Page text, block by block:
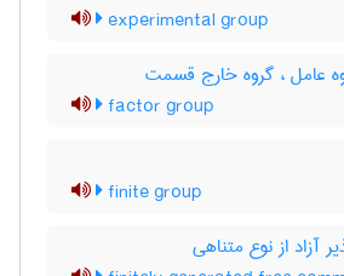
experimental group
عامل ، گروه خارج قسمت
factor group
finite group
آزاد از نوع متناهی